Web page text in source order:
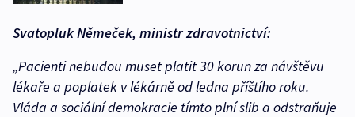
Svatopluk Němeček, ministr zdravotnictví:
„Pacienti nebudou muset platit 30 korun za návštěvu
lékaře a poplatek v lékárně od ledna příštího roku.
Vláda a sociální demokracie tímto plní slib a odstraňuje